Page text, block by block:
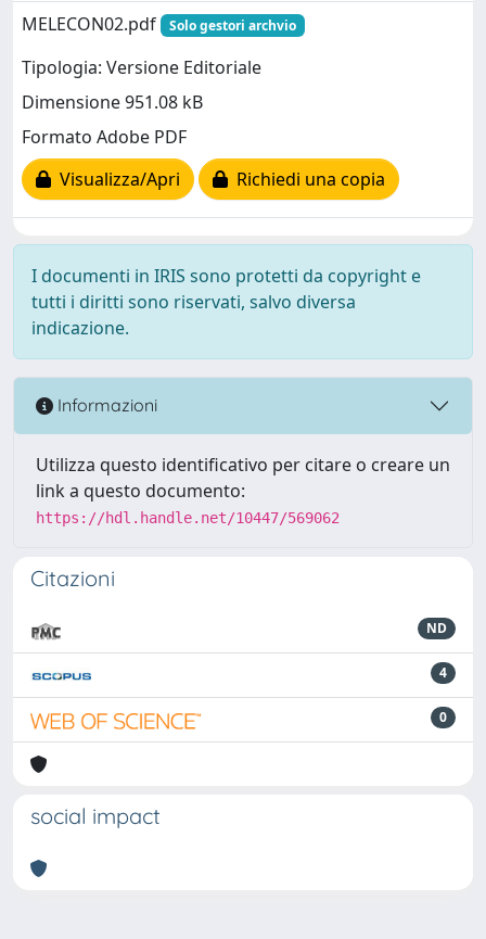
MELECON02.pdf
Solo gestori archvio
Tipologia: Versione Editoriale
Dimensione 951.08 kB
Formato Adobe PDF
Visualizza/Apri
Richiedi una copia
I documenti in IRIS sono protetti da copyright e
tutti i diritti sono riservati, salvo diversa
indicazione.
Informazioni
Utilizza questo identificativo per citare o creare un
link a questo documento:
https://hdl.handle.net/10447/569062
Citazioni
ND
4
0
social impact